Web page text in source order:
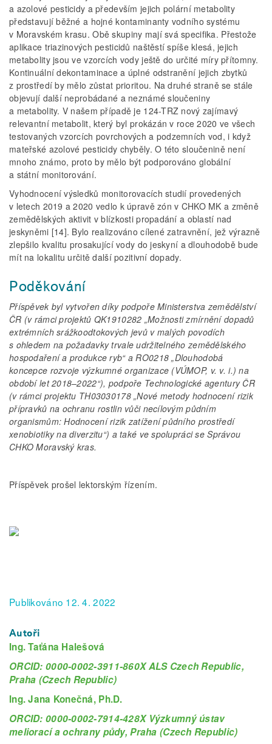
a azolové pesticidy a především jejich polární metabolity
představují běžné a hojné kontaminanty vodního systému
v Moravském krasu. Obě skupiny mají svá specifika. Přestože
aplikace triazinových pesticidů naštěstí spíše klesá, jejich
metabolity jsou ve vzorcích vody ještě do určité míry přítomny.
Kontinuální dekontaminace a úplné odstranění jejich zbytků
z prostředí by mělo zůstat prioritou. Na druhé straně se stále
objevují další neprobádané a neznámé sloučeniny
a metabolity. V našem případě je 124-TRZ nový zajímavý
relevantní metabolit, který byl prokázán v roce 2020 ve všech
testovaných vzorcích povrchových a podzemních vod, i když
mateřské azolové pesticidy chyběly. O této sloučenině není
mnoho známo, proto by mělo být podporováno globální
a státní monitorování.
Vyhodnocení výsledků monitorovacích studií provedených
v letech 2019 a 2020 vedlo k úpravě zón v CHKO MK a změně
zemědělských aktivit v blízkosti propadání a oblastí nad
jeskyněmi [14]. Bylo realizováno cílené zatravnění, jež výrazně
zlepšilo kvalitu prosakující vody do jeskyní a dlouhodobě bude
mít na lokalitu určitě další pozitivní dopady.
Poděkování
Příspěvek byl vytvořen díky podpoře Ministerstva zemědělství
ČR (v rámci projektů QK1910282 „Možnosti zmírnění dopadů
extrémních srážkoodtokových jevů v malých povodích
s ohledem na požadavky trvale udržitelného zemědělského
hospodaření a produkce ryb“ a RO0218 „Dlouhodobá
koncepce rozvoje výzkumné organizace (VÚMOP, v. v. i.) na
období let 2018–2022“), podpoře Technologické agentury ČR
(v rámci projektu TH03030178 „Nové metody hodnocení rizik
přípravků na ochranu rostlin vůči necílovým půdním
organismům: Hodnocení rizik zatížení půdního prostředí
xenobiotiky na diverzitu“) a také ve spolupráci se Správou
CHKO Moravský kras.
Příspěvek prošel lektorským řízením.
Publikováno 12. 4. 2022
Autoři
Ing. Taťána Halešová
ORCID: 0000-0002-3911-860X ALS Czech Republic,
Praha (Czech Republic)
Ing. Jana Konečná, Ph.D.
ORCID: 0000-0002-7914-428X Výzkumný ústav
meliorací a ochrany půdy, Praha (Czech Republic)